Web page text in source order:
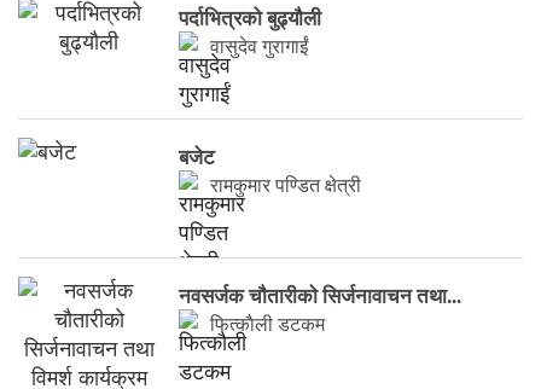
पर्दाभित्रको बुढ्यौली
वासुदेव गुरागाईं
बजेट
रामकुमार पण्डित क्षेत्री
नवसर्जक चाैतारीकाे सिर्जनावाचन तथा...
फित्काैली डटकम